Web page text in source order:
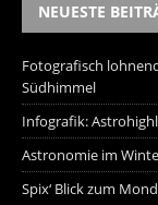
NEUESTE
Fotografisch
Südhimmel
Infografik:
Astronomie im
Spix‘ Blick zum